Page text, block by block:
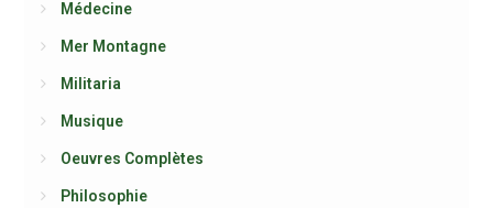
Médecine
Mer Montagne
Militaria
Musique
Oeuvres Complètes
Philosophie